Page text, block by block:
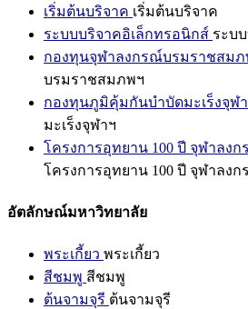
เริ่มต้นบริจาค เริ่มต้นบริจาค
ระบบบริจาคอิเล็กทรอนิกส์ ระบ
กองทุนจุฬาลงกรณ์บรมราชสมภ
บรมราชสมภพฯ
กองทุนภูมิคุ้มกันบำบัดมะเร็งจุฬ
มะเร็งจุฬาฯ
โครงการอุทยาน 100 ปี จุฬาลง
โครงการอุทยาน 100 ปี จุฬาลง
อัตลักษณ์มหาวิทยาลัย
พระเกี้ยว พระเกี้ยว
สีชมพู สีชมพู
ต้นจามจุรี ต้นจามจุรี